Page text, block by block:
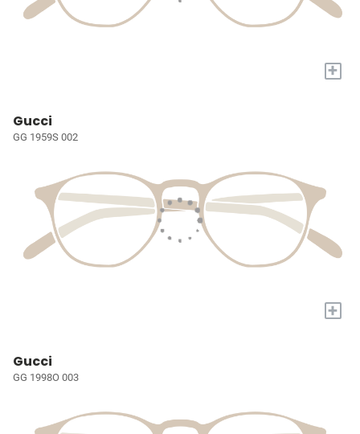
+
Gucci
GG 1959S 002
+
Gucci
GG 1998O 003